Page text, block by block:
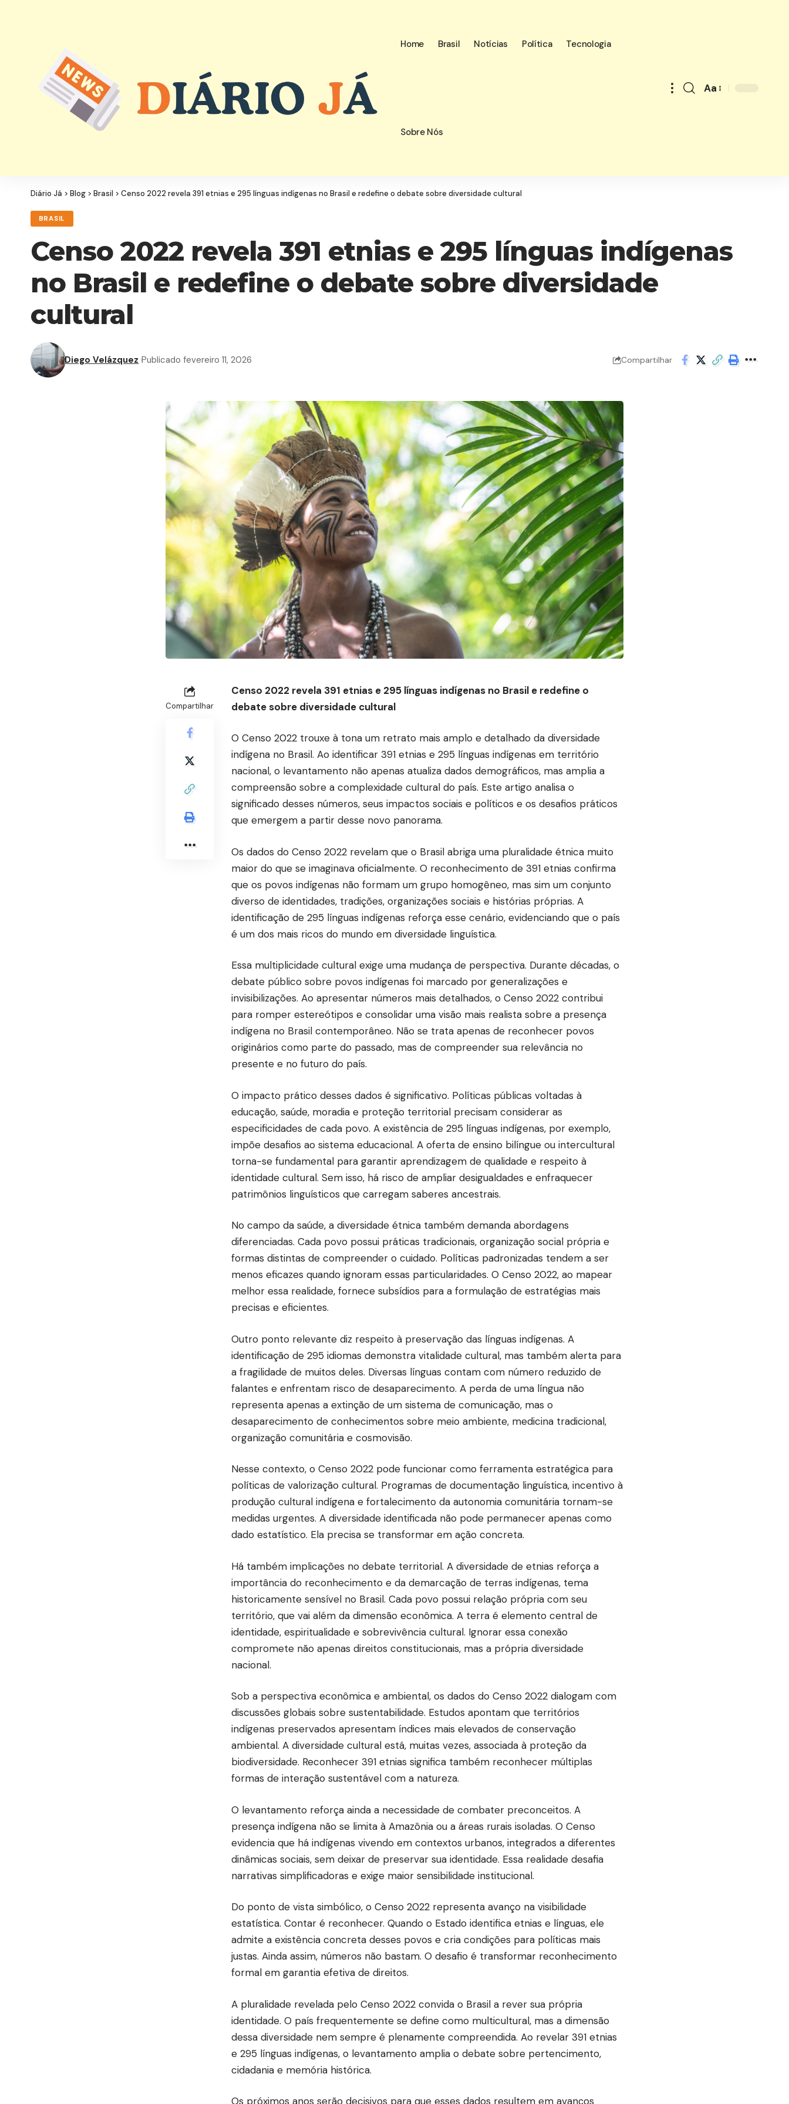
Home Brasil Notícias Política Tecnologia
Sobre Nós
Font
Aa
Diário Já > Blog > Brasil > Censo 2022 revela 391 etnias e 295 línguas indígenas no Brasil e redefine o debate sobre diversidade cultural
BRASIL
Censo 2022 revela 391 etnias e 295 línguas indígenas
no Brasil e redefine o debate sobre diversidade
cultural
Diego Velázquez Publicado fevereiro 11, 2026 Compartilhar
Compartilhar
Censo 2022 revela 391 etnias e 295 línguas indígenas no Brasil e redefine o
debate sobre diversidade cultural
O Censo 2022 trouxe à tona um retrato mais amplo e detalhado da diversidade
indígena no Brasil. Ao identificar 391 etnias e 295 línguas indígenas em território
nacional, o levantamento não apenas atualiza dados demográficos, mas amplia a
compreensão sobre a complexidade cultural do país. Este artigo analisa o
significado desses números, seus impactos sociais e políticos e os desafios práticos
que emergem a partir desse novo panorama.
Os dados do Censo 2022 revelam que o Brasil abriga uma pluralidade étnica muito
maior do que se imaginava oficialmente. O reconhecimento de 391 etnias confirma
que os povos indígenas não formam um grupo homogêneo, mas sim um conjunto
diverso de identidades, tradições, organizações sociais e histórias próprias. A
identificação de 295 línguas indígenas reforça esse cenário, evidenciando que o país
é um dos mais ricos do mundo em diversidade linguística.
Essa multiplicidade cultural exige uma mudança de perspectiva. Durante décadas, o
debate público sobre povos indígenas foi marcado por generalizações e
invisibilizações. Ao apresentar números mais detalhados, o Censo 2022 contribui
para romper estereótipos e consolidar uma visão mais realista sobre a presença
indígena no Brasil contemporâneo. Não se trata apenas de reconhecer povos
originários como parte do passado, mas de compreender sua relevância no
presente e no futuro do país.
O impacto prático desses dados é significativo. Políticas públicas voltadas à
educação, saúde, moradia e proteção territorial precisam considerar as
especificidades de cada povo. A existência de 295 línguas indígenas, por exemplo,
impõe desafios ao sistema educacional. A oferta de ensino bilíngue ou intercultural
torna-se fundamental para garantir aprendizagem de qualidade e respeito à
identidade cultural. Sem isso, há risco de ampliar desigualdades e enfraquecer
patrimônios linguísticos que carregam saberes ancestrais.
No campo da saúde, a diversidade étnica também demanda abordagens
diferenciadas. Cada povo possui práticas tradicionais, organização social própria e
formas distintas de compreender o cuidado. Políticas padronizadas tendem a ser
menos eficazes quando ignoram essas particularidades. O Censo 2022, ao mapear
melhor essa realidade, fornece subsídios para a formulação de estratégias mais
precisas e eficientes.
Outro ponto relevante diz respeito à preservação das línguas indígenas. A
identificação de 295 idiomas demonstra vitalidade cultural, mas também alerta para
a fragilidade de muitos deles. Diversas línguas contam com número reduzido de
falantes e enfrentam risco de desaparecimento. A perda de uma língua não
representa apenas a extinção de um sistema de comunicação, mas o
desaparecimento de conhecimentos sobre meio ambiente, medicina tradicional,
organização comunitária e cosmovisão.
Nesse contexto, o Censo 2022 pode funcionar como ferramenta estratégica para
políticas de valorização cultural. Programas de documentação linguística, incentivo à
produção cultural indígena e fortalecimento da autonomia comunitária tornam-se
medidas urgentes. A diversidade identificada não pode permanecer apenas como
dado estatístico. Ela precisa se transformar em ação concreta.
Há também implicações no debate territorial. A diversidade de etnias reforça a
importância do reconhecimento e da demarcação de terras indígenas, tema
historicamente sensível no Brasil. Cada povo possui relação própria com seu
território, que vai além da dimensão econômica. A terra é elemento central de
identidade, espiritualidade e sobrevivência cultural. Ignorar essa conexão
compromete não apenas direitos constitucionais, mas a própria diversidade
nacional.
Sob a perspectiva econômica e ambiental, os dados do Censo 2022 dialogam com
discussões globais sobre sustentabilidade. Estudos apontam que territórios
indígenas preservados apresentam índices mais elevados de conservação
ambiental. A diversidade cultural está, muitas vezes, associada à proteção da
biodiversidade. Reconhecer 391 etnias significa também reconhecer múltiplas
formas de interação sustentável com a natureza.
O levantamento reforça ainda a necessidade de combater preconceitos. A
presença indígena não se limita à Amazônia ou a áreas rurais isoladas. O Censo
evidencia que há indígenas vivendo em contextos urbanos, integrados a diferentes
dinâmicas sociais, sem deixar de preservar sua identidade. Essa realidade desafia
narrativas simplificadoras e exige maior sensibilidade institucional.
Do ponto de vista simbólico, o Censo 2022 representa avanço na visibilidade
estatística. Contar é reconhecer. Quando o Estado identifica etnias e línguas, ele
admite a existência concreta desses povos e cria condições para políticas mais
justas. Ainda assim, números não bastam. O desafio é transformar reconhecimento
formal em garantia efetiva de direitos.
A pluralidade revelada pelo Censo 2022 convida o Brasil a rever sua própria
identidade. O país frequentemente se define como multicultural, mas a dimensão
dessa diversidade nem sempre é plenamente compreendida. Ao revelar 391 etnias
e 295 línguas indígenas, o levantamento amplia o debate sobre pertencimento,
cidadania e memória histórica.
Os próximos anos serão decisivos para que esses dados resultem em avanços